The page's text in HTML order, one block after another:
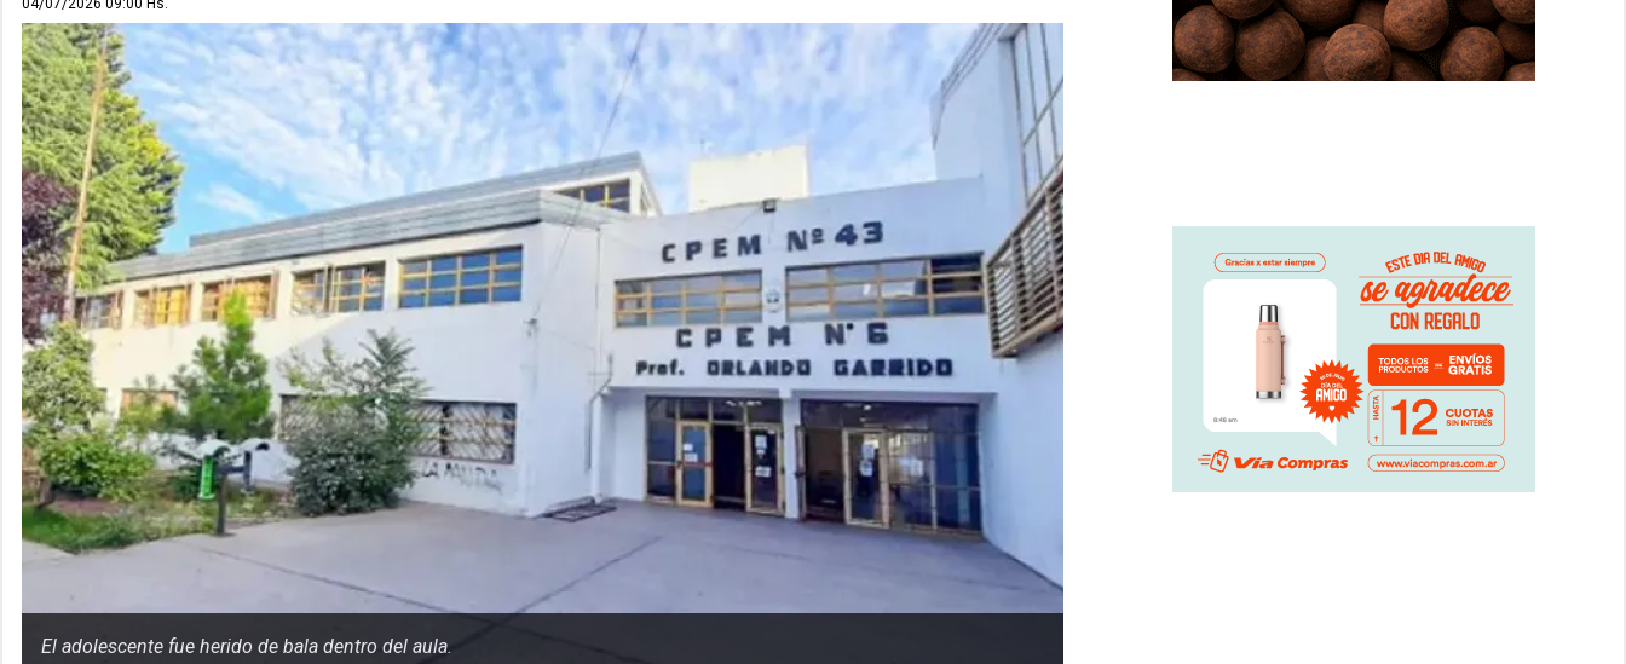
04/07/2026 09:00 Hs.
El adolescente fue herido de bala dentro del aula.